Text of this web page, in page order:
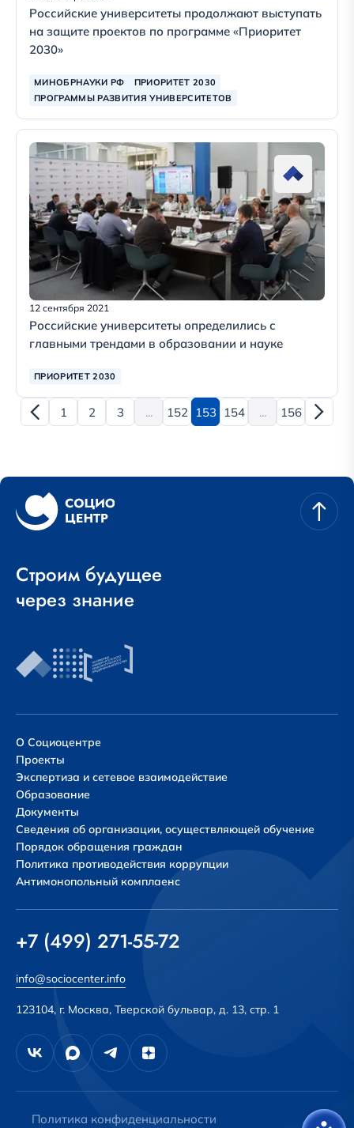
Российские университеты продолжают выступать
на защите проектов по программе «Приоритет
2030»
МИНОБРНАУКИ РФ
ПРИОРИТЕТ 2030
ПРОГРАММЫ РАЗВИТИЯ УНИВЕРСИТЕТОВ
12 сентября 2021
Российские университеты определились с
главными трендами в образовании и науке
ПРИОРИТЕТ 2030
1 2 3 ... 152 153 154 ... 156
Строим будущее
через знание
О Социоцентре
Проекты
Экспертиза и сетевое взаимодействие
Образование
Документы
Сведения об организации, осуществляющей обучение
Порядок обращения граждан
Политика противодействия коррупции
Антимонопольный комплаенс
+7 (499) 271-55-72
info@sociocenter.info
123104, г. Москва, Тверской бульвар, д. 13, стр. 1
Политика конфиденциальности